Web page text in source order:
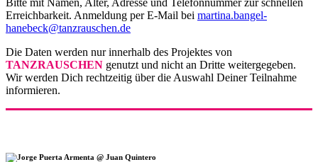
Erreichbarkeit. Anmeldung per E-Mail bei martina.bangel-
hanebeck@tanzrauschen.de
Die Daten werden nur innerhalb des Projektes von
TANZRAUSCHEN genutzt und nicht an Dritte weitergegeben.
Wir werden Dich rechtzeitig über die Auswahl Deiner Teilnahme
informieren.